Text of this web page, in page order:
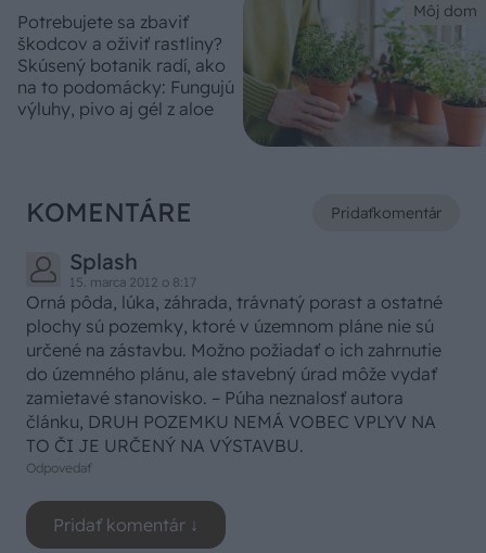
Môj dom
Potrebujete sa zbaviť
škodcov a oživiť rastliny?
Skúsený botanik radí, ako
na to podomácky: Fungujú
výluhy, pivo aj gél z aloe
KOMENTÁRE Pridaťkomentár
Splash
15. marca 2012 o 8:17
Orná pôda, lúka, záhrada, trávnatý porast a ostatné
plochy sú pozemky, ktoré v územnom pláne nie sú
určené na zástavbu. Možno požiadať o ich zahrnutie
do územného plánu, ale stavebný úrad môže vydať
zamietavé stanovisko. – Púha neznalosť autora
článku, DRUH POZEMKU NEMÁ VOBEC VPLYV NA
TO ČI JE URČENÝ NA VÝSTAVBU.
Odpovedať